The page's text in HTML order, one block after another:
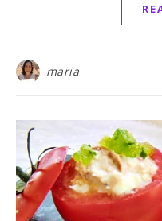
maria